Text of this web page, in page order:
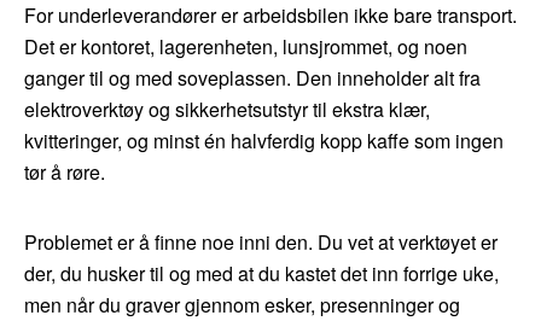
For underleverandører er arbeidsbilen ikke bare transport.
Det er kontoret, lagerenheten, lunsjrommet, og noen
ganger til og med soveplassen. Den inneholder alt fra
elektroverktøy og sikkerhetsutstyr til ekstra klær,
kvitteringer, og minst én halvferdig kopp kaffe som ingen
tør å røre.
Problemet er å finne noe inni den. Du vet at verktøyet er
der, du husker til og med at du kastet det inn forrige uke,
men når du graver gjennom esker, presenninger og